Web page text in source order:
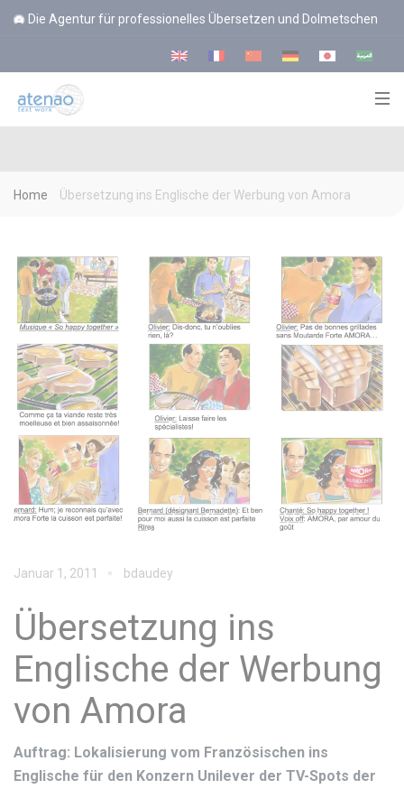
Die Agentur für professionelles Übersetzen und Dolmetschen
Home Übersetzung ins Englische der Werbung von Amora
Januar 1, 2011 bdaudey
Übersetzung ins
Englische der Werbung
von Amora
Auftrag: Lokalisierung vom Französischen ins
Englische für den Konzern Unilever der TV-Spots der
Cookie-Einstellungen